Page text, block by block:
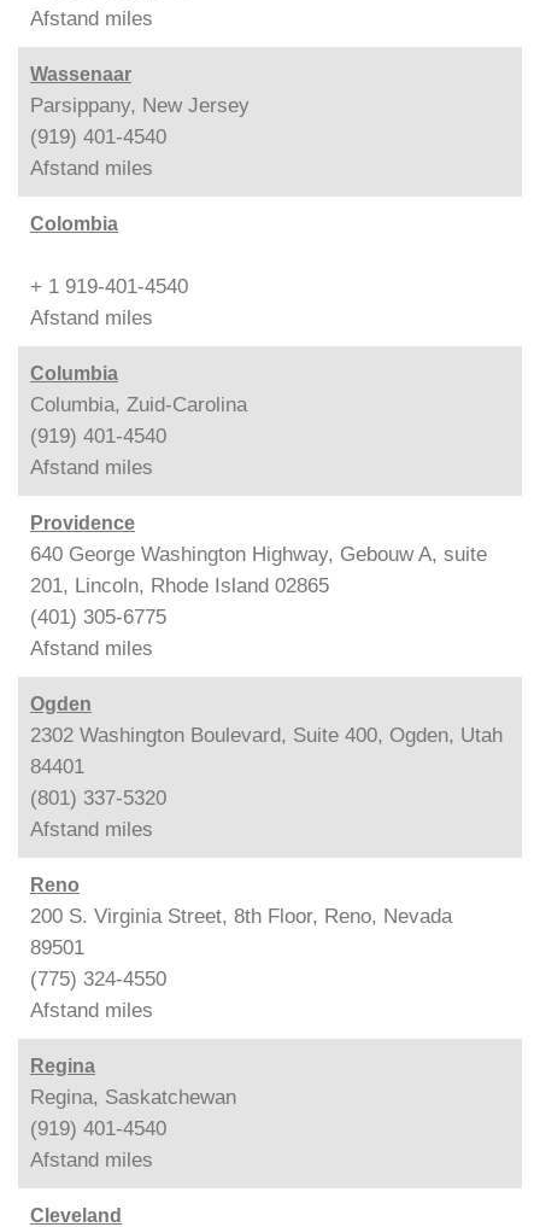
Afstand miles
Wassenaar
Parsippany, New Jersey
(919) 401-4540
Afstand miles
Colombia
+ 1 919-401-4540
Afstand miles
Columbia
Columbia, Zuid-Carolina
(919) 401-4540
Afstand miles
Providence
640 George Washington Highway, Gebouw A, suite
201, Lincoln, Rhode Island 02865
(401) 305-6775
Afstand miles
Ogden
2302 Washington Boulevard, Suite 400, Ogden, Utah
84401
(801) 337-5320
Afstand miles
Reno
200 S. Virginia Street, 8th Floor, Reno, Nevada
89501
(775) 324-4550
Afstand miles
Regina
Regina, Saskatchewan
(919) 401-4540
Afstand miles
Cleveland